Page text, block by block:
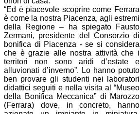
“Ed è piacevole scoprire come Ferrara
è come la nostra Piacenza, agli estremi
della Regione – ha spiegato Fausto
Zermani, presidente del Consorzio di
bonifica di Piacenza - se si considera
che è grazie alle nostra attività che i
territori non sono aridi d’estate e
alluvionati d’inverno”. Lo hanno potuto
ben provare gli studenti nei laboratori
didattici seguiti e nella visita al “Museo
della Bonifica Meccanica” di Marozzo
(Ferrara) dove, in concreto, hanno